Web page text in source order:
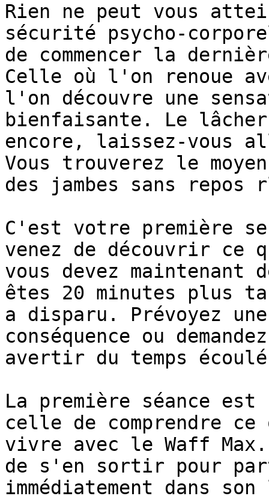
Rien ne peut vous
sécurité psycho-
de commencer la
Celle où l'on renoue
l'on découvre une
bienfaisante. Le
encore, laissez-vous
Vous trouverez le
des jambes sans repos
C'est votre première
venez de découvrir
vous devez
êtes 20 minutes plus
a disparu. Prévoyez
conséquence ou
avertir du temps
La première séance
celle de comprendre
vivre avec le Waff
de s'en sortir pour
immédiatement dans